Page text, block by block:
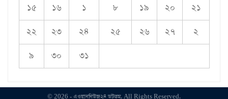
১৫ ১৬ ১ ৮ ১৯ ২০ ২১
২২ ২৩ ২৪ ২৫ ২৬ ২৭ ২
৯ ৩০ ৩১
© 2026 - এওয়াননিউজ২৪ ডটকম. All Rights Reserved.